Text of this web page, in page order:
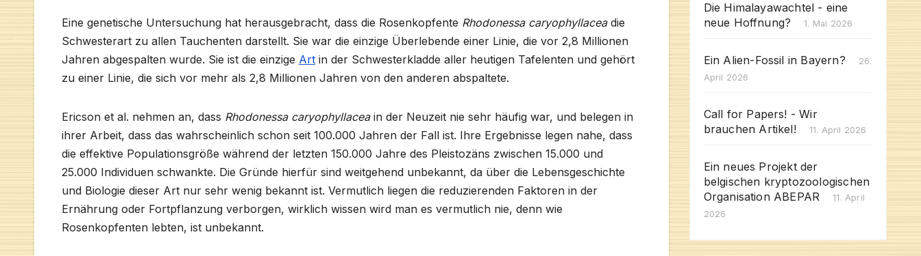
Eine genetische Untersuchung hat herausgebracht, dass die Rosenkopfente Rhodonessa caryophyllaceadie
Schwesterart zu allen Tauchenten darstellt. Sie war die einzige Überlebende einer Linie, die vor 2,8 Millionen
Jahren abgespalten wurde. Sie ist die einzige Art in der Schwesterkladde aller heutigen Tafelenten und gehört
zu einer Linie, die sich vor mehr als 2,8 Millionen Jahren von den anderen abspaltete.
Ericson et al. nehmen an, dass Rhodonessa caryophyllaceain der Neuzeit nie sehr häufig war, und belegen in
ihrer Arbeit, dass das wahrscheinlich schon seit 100.000 Jahren der Fall ist. Ihre Ergebnisse legen nahe, dass
die effektive Populationsgröße während der letzten 150.000 Jahre des Pleistozäns zwischen 15.000 und
25.000 Individuen schwankte. Die Gründe hierfür sind weitgehend unbekannt, da über die Lebensgeschichte
und Biologie dieser Art nur sehr wenig bekannt ist. Vermutlich liegen die reduzierenden Faktoren in der
Ernährung oder Fortpflanzung verborgen, wirklich wissen wird man es vermutlich nie, denn wie
Rosenkopfenten lebten, ist unbekannt.
Die Himalayawachtel - eine
neue Hoffnung?
1. Mai 2026
Ein Alien-Fossil in Bayern?
26.
April 2026
Call for Papers! - Wir
brauchen Artikel!
11. April 2026
Ein neues Projekt der
belgischen kryptozoologischen
Organisation ABEPAR
11. April
2026